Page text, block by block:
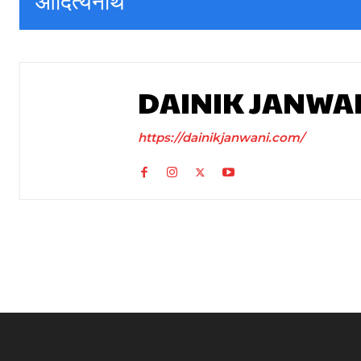
DAINIK
https://dainikjanwani.com/